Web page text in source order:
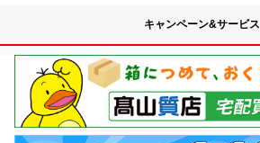
キャンペーン&サービス